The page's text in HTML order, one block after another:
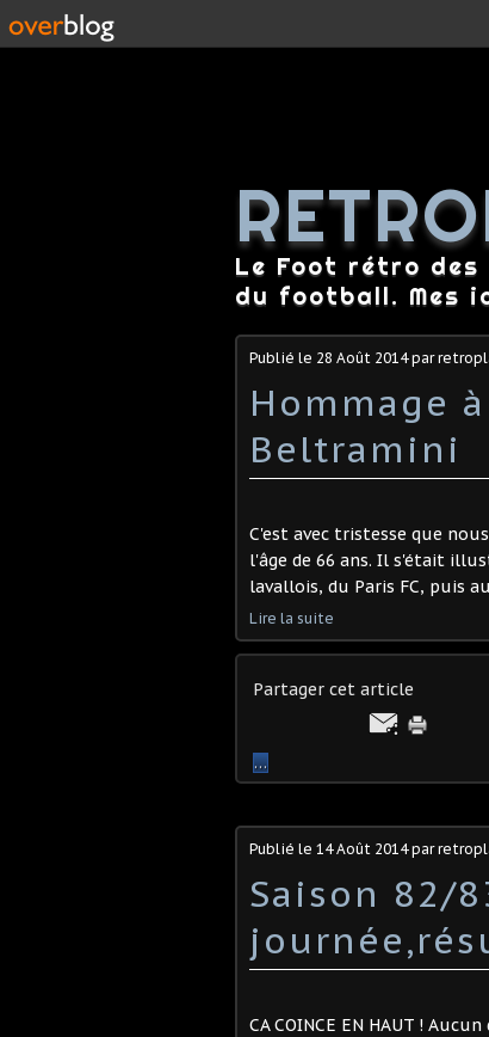
Le Foot rétro des
du football. Mes
Publié le 28 Août 2014par
Hommage
Beltramini
C'est avec tristesse que
l'âge de 66 ans. Il s'était
lavallois, du Paris FC, puis
Lire la suite
Partager cet article
…
Publié le 14 Août 2014par
Saison 82/
CA COINCE EN HAUT !